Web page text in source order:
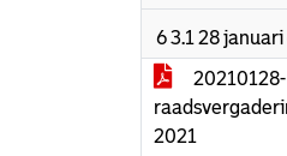
6 3.1 28
2021